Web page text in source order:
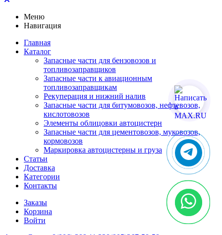
Меню
Навигация
Главная
Каталог
Запасные части для бензовозов и
топливозаправщиков
Запасные части к авиационным
топливозаправщикам
Рекуперация и нижний налив
Запасные части для битумовозов, нефтевозов,
кислотовозов
Элементы облицовки автоцистерн
Запасные части для цементовозов, муковозов,
кормовозов
Маркировка автоцистерны и груза
Статьи
Доставка
Категории
Контакты
Заказы
Корзина
Войти